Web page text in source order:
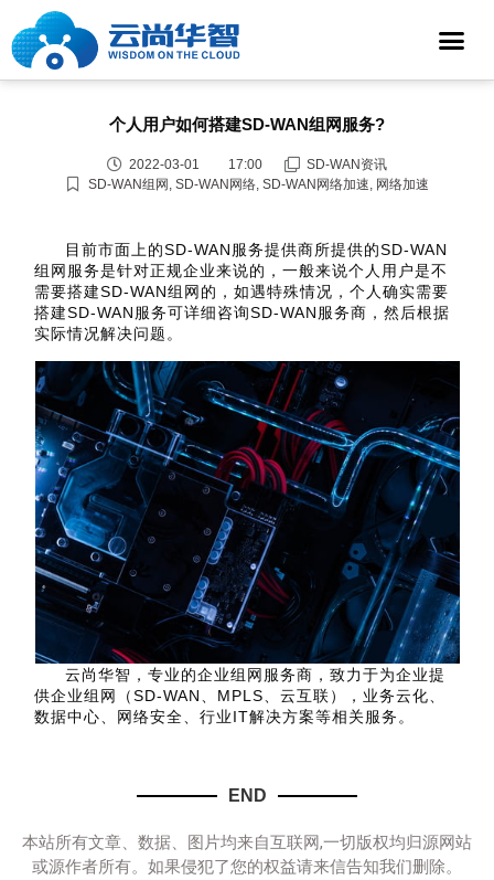
个人用户如何搭建SD-WAN组网服务?
2022-03-01 17:00
SD-WAN资讯
SD-WAN组网, SD-WAN网络, SD-WAN网络加速, 网络加速
目前市面上的SD-WAN服务提供商所提供的SD-WAN
组网服务是针对正规企业来说的，一般来说个人用户是不
需要搭建SD-WAN组网的，如遇特殊情况，个人确实需要
搭建SD-WAN服务可详细咨询SD-WAN服务商，然后根据
实际情况解决问题。
云尚华智，专业的企业组网服务商，致力于为企业提
供企业组网（SD-WAN、MPLS、云互联），业务云化、
数据中心、网络安全、行业IT解决方案等相关服务。
END
本站所有文章、数据、图片均来自互联网,一切版权均归源网站
或源作者所有。如果侵犯了您的权益请来信告知我们删除。